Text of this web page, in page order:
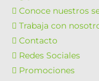
Conoce nuestros
Trabaja con
Contacto
Redes Sociales
Promociones